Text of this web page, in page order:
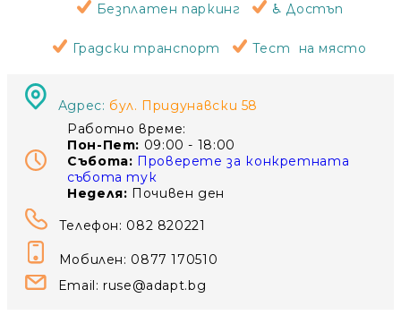
Безплатен паркинг ♿ Достъп
Градски транспорт Тест на място
Адрес: бул. Придунавски 58
Работно време:
Пон-Пет: 09:00 - 18:00
Събота: Проверете за конкретната
събота тук
Неделя: Почивен ден
Телефон: 082 820221
Мобилен: 0877 170510
Email: ruse@adapt.bg